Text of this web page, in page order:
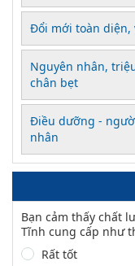
Đổi mới toàn diện,
Nguyên nhân,
chân bẹt
Điều dưỡng -
nhân
Bạn cảm thấy chất
Tĩnh cung cấp như
Rất tốt